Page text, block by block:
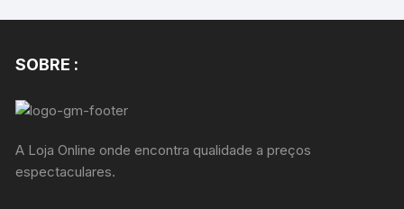
SOBRE :
A Loja Online onde encontra qualidade a preços
espectaculares.